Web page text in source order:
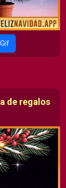
de regalos